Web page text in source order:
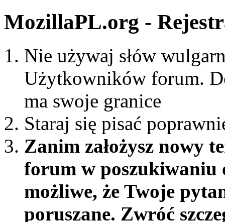
MozillaPL.org -
Nie używaj słów
Użytkowników forum.
ma swoje granice
Staraj się pisać
Zanim założysz nowy
forum w poszukiwaniu
możliwe, że Twoje
poruszane. Zwróć